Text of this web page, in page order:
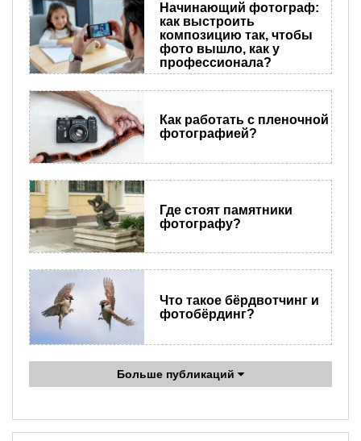
Начинающий фотограф:
как выстроить
композицию так, чтобы
фото вышло, как у
профессионала?
Как работать с пленочной
фотографией?
Где стоят памятники
фотографу?
Что такое бёрдвотчинг и
фотобёрдинг?
Больше публикаций